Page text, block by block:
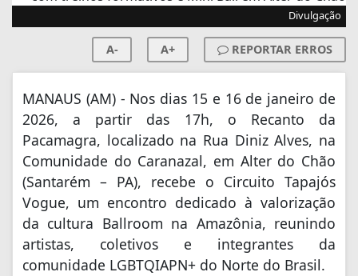
Divulgação
A- A+ REPORTAR ERROS
MANAUS (AM) - Nos dias 15 e 16 de janeiro de
2026, a partir das 17h, o Recanto da
Pacamagra, localizado na Rua Diniz Alves, na
Comunidade do Caranazal, em Alter do Chão
(Santarém – PA), recebe o Circuito Tapajós
Vogue, um encontro dedicado à valorização
da cultura Ballroom na Amazônia, reunindo
artistas, coletivos e integrantes da
comunidade LGBTQIAPN+ do Norte do Brasil.